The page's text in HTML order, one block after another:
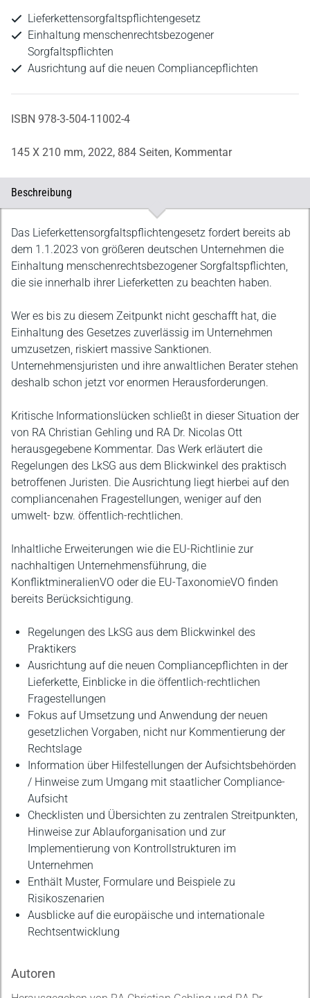
Lieferkettensorgfaltspflichtengesetz
Einhaltung menschenrechtsbezogener
Sorgfaltspflichten
Ausrichtung auf die neuen Compliancepflichten
ISBN 978-3-504-11002-4
145 X 210 mm, 2022, 884 Seiten, Kommentar
Beschreibung
Beschreibung
Das Lieferkettensorgfaltspflichtengesetz fordert bereits ab
dem 1.1.2023 von größeren deutschen Unternehmen die
Einhaltung menschenrechtsbezogener Sorgfaltspflichten,
die sie innerhalb ihrer Lieferketten zu beachten haben.
Wer es bis zu diesem Zeitpunkt nicht geschafft hat, die
Einhaltung des Gesetzes zuverlässig im Unternehmen
umzusetzen, riskiert massive Sanktionen.
Unternehmensjuristen und ihre anwaltlichen Berater stehen
deshalb schon jetzt vor enormen Herausforderungen.
Kritische Informationslücken schließt in dieser Situation der
von RA Christian Gehling und RA Dr. Nicolas Ott
herausgegebene Kommentar. Das Werk erläutert die
Regelungen des LkSG aus dem Blickwinkel des praktisch
betroffenen Juristen. Die Ausrichtung liegt hierbei auf den
compliancenahen Fragestellungen, weniger auf den
umwelt- bzw. öffentlich-rechtlichen.
Inhaltliche Erweiterungen wie die EU-Richtlinie zur
nachhaltigen Unternehmensführung, die
KonfliktmineralienVO oder die EU-TaxonomieVO finden
bereits Berücksichtigung.
Regelungen des LkSG aus dem Blickwinkel des
Praktikers
Ausrichtung auf die neuen Compliancepflichten in der
Lieferkette, Einblicke in die öffentlich-rechtlichen
Fragestellungen
Fokus auf Umsetzung und Anwendung der neuen
gesetzlichen Vorgaben, nicht nur Kommentierung der
Rechtslage
Information über Hilfestellungen der Aufsichtsbehörden
/ Hinweise zum Umgang mit staatlicher Compliance-
Aufsicht
Checklisten und Übersichten zu zentralen Streitpunkten,
Hinweise zur Ablauforganisation und zur
Implementierung von Kontrollstrukturen im
Unternehmen
Enthält Muster, Formulare und Beispiele zu
Risikoszenarien
Ausblicke auf die europäische und internationale
Rechtsentwicklung
Autoren